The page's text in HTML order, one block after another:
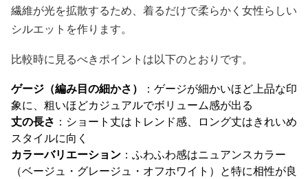
繊維が光を拡散するため、着るだけで柔らかく女性らしい
シルエットを作ります。
比較時に見るべきポイントは以下のとおりです。
ゲージ（編み目の細かさ）
：ゲージが細かいほど上品な印
象に、粗いほどカジュアルでボリューム感が出る
丈の長さ ：ショート丈はトレンド感、ロング丈はきれいめ
スタイルに向く
カラーバリエーション ：ふわふわ感はニュアンスカラー
（ベージュ・グレージュ・オフホワイト）と特に相性が良